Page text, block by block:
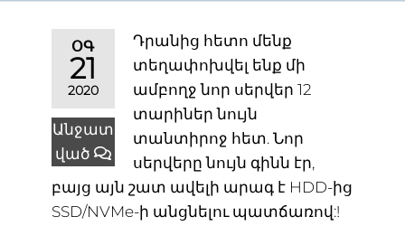
ՕԳ
21
2020
Անջատ
ված
Դրանից հետո մենք
տեղափոխվել ենք մի
ամբողջ նոր սերվեր 12
տարիներ նույն
տանտիրոջ հետ. Նոր
սերվերը նույն գինն էր,
բայց այն շատ ավելի արագ է HDD-ից
SSD/NVMe-ի անցնելու պատճառով:!